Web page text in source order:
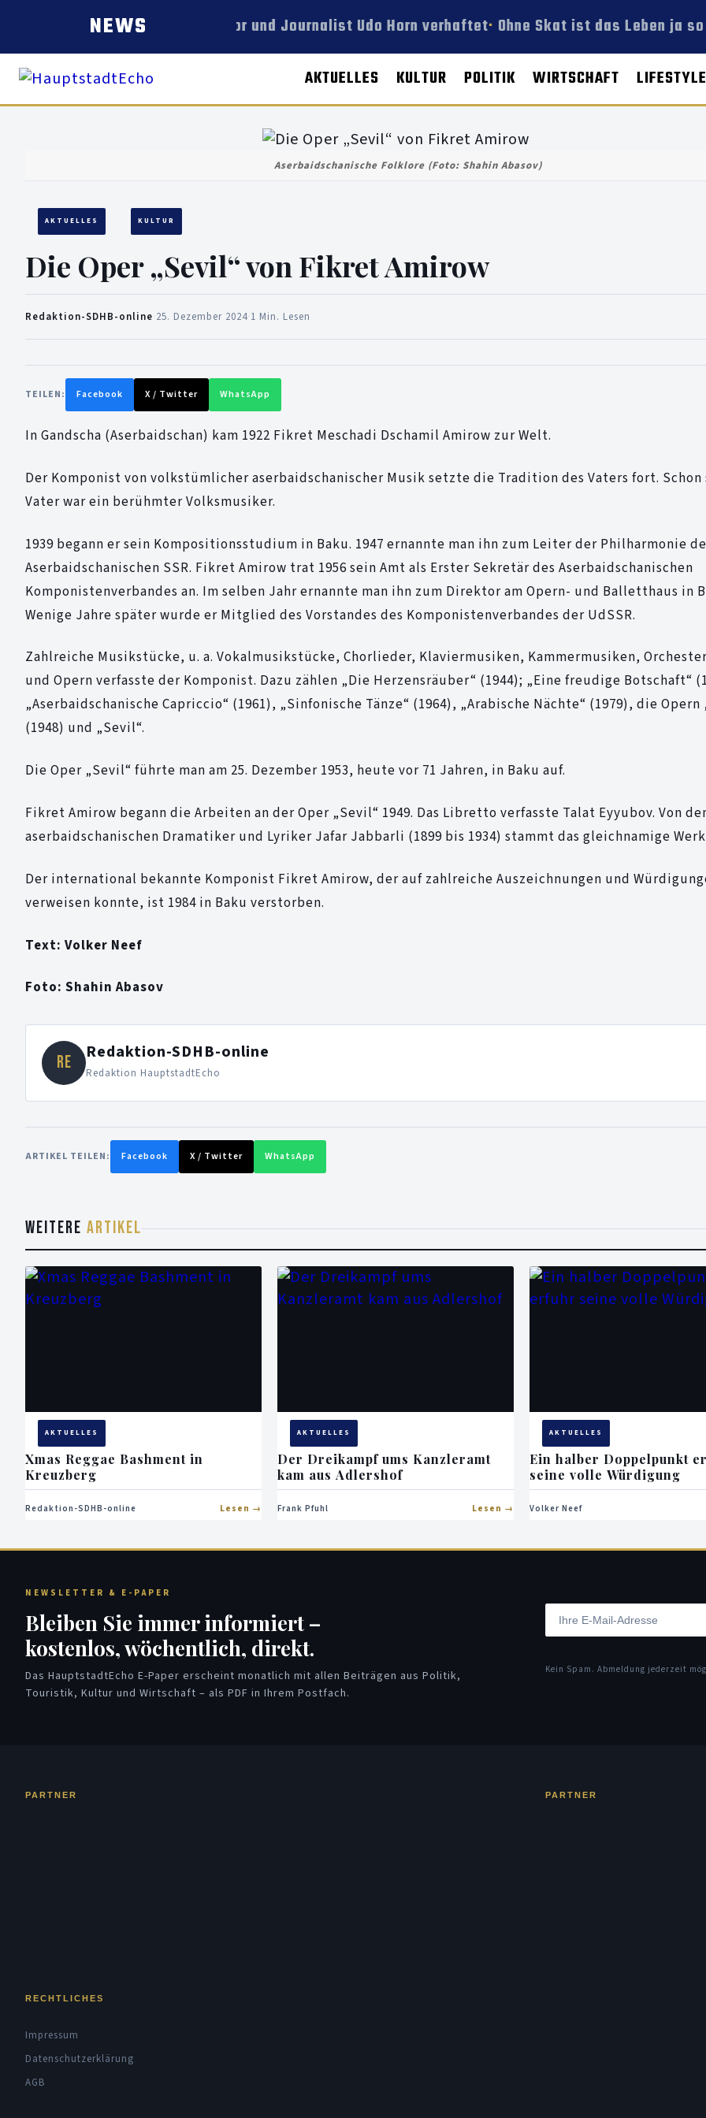
NEWS Autor und Journalist Udo Horn verhaftet Ohne Skat ist das Leben ja so
AKTUELLES KULTUR POLITIK WIRTSCHAFT LIFESTYLE
Aserbaidschanische Folklore (Foto: Shahin Abasov)
AKTUELLES KULTUR
Die Oper „Sevil“ von Fikret Amirow
Redaktion-SDHB-online 25. Dezember 2024 1 Min. Lesen
TEILEN: Facebook X / Twitter WhatsApp
In Gandscha (Aserbaidschan) kam 1922 Fikret Meschadi Dschamil Amirow zur Welt.
Der Komponist von volkstümlicher aserbaidschanischer Musik setzte die Tradition des Vaters fort. Schon
Vater war ein berühmter Volksmusiker.
1939 begann er sein Kompositionsstudium in Baku. 1947 ernannte man ihn zum Leiter der Philharmonie
Aserbaidschanischen SSR. Fikret Amirow trat 1956 sein Amt als Erster Sekretär des Aserbaidschanischen
Komponistenverbandes an. Im selben Jahr ernannte man ihn zum Direktor am Opern- und Balletthaus in
Wenige Jahre später wurde er Mitglied des Vorstandes des Komponistenverbandes der UdSSR.
Zahlreiche Musikstücke, u. a. Vokalmusikstücke, Chorlieder, Klaviermusiken, Kammermusiken,
und Opern verfasste der Komponist. Dazu zählen „Die Herzensräuber“ (1944); „Eine freudige Botschaft“
„Aserbaidschanische Capriccio“ (1961), „Sinfonische Tänze“ (1964), „Arabische Nächte“ (1979), die Opern
(1948) und „Sevil“.
Die Oper „Sevil“ führte man am 25. Dezember 1953, heute vor 71 Jahren, in Baku auf.
Fikret Amirow begann die Arbeiten an der Oper „Sevil“ 1949. Das Libretto verfasste Talat Eyyubov. Von
aserbaidschanischen Dramatiker und Lyriker Jafar Jabbarli (1899 bis 1934) stammt das gleichnamige
Der international bekannte Komponist Fikret Amirow, der auf zahlreiche Auszeichnungen und
verweisen konnte, ist 1984 in Baku verstorben.
Text: Volker Neef
Foto: Shahin Abasov
RE Redaktion-SDHB-online
Redaktion HauptstadtEcho
ARTIKEL TEILEN: Facebook X / Twitter WhatsApp
WEITERE ARTIKEL
AKTUELLES
Xmas Reggae Bashment in
Kreuzberg
Redaktion-SDHB-online Lesen
AKTUELLES
Der Dreikampf ums Kanzleramt
kam aus Adlershof
Frank Pfuhl Lesen
AKTUELLES
Ein halber Doppelpunkt
seine volle Würdigung
Volker Neef
NEWSLETTER & E-PAPER
Bleiben Sie immer informiert –
kostenlos, wöchentlich, direkt.
Das HauptstadtEcho E-Paper erscheint monatlich mit allen Beiträgen aus Politik,
Touristik, Kultur und Wirtschaft – als PDF in Ihrem Postfach.
Kein Spam. Abmeldung jederzeit
PARTNER PARTNER
RECHTLICHES
Impressum
Datenschutzerklärung
AGB